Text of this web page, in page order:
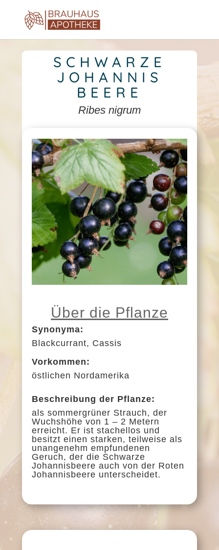
SCHWARZE
JOHANNIS
BEERE
Ribes nigrum
Über die Pflanze
Synonyma:
Blackcurrant, Cassis
Vorkommen:
östlichen Nordamerika
Beschreibung der Pflanze:
als sommergrüner Strauch, der
Wuchshöhe von 1 – 2 Metern
erreicht. Er ist stachellos und
besitzt einen starken, teilweise als
unangenehm empfundenen
Geruch, der die Schwarze
Johannisbeere auch von der Roten
Johannisbeere unterscheidet.